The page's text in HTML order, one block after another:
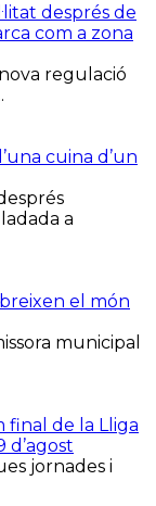
després de
com a zona
regulació
cuina d’un
a
el món
municipal
final de la Lliga
jornades i